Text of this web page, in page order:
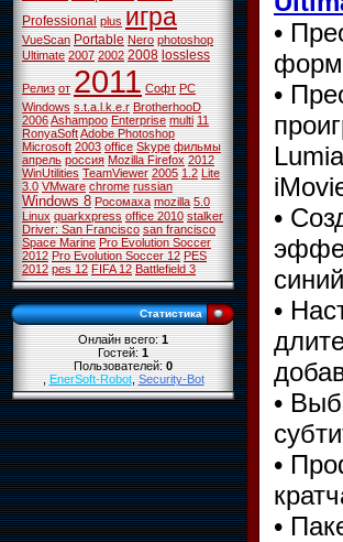
Professional plus игра
VueScan Portable Nero photoshop
Ultimate 2007 2002 2008 lossless
Релиз от 2011 Софт PC
Windows s.t.a.l.k.e.r BrotherhooD
2006Ashampoo Enterprise multi 11
RonyaSoftAdobe Photoshop
Microsoft 2003 office Skype фильмы
апрель россия Mozilla Firefox 2012
WinUtilities TeamViewer 2005 1.2 Lite
3.0 VMware chrome russian
Windows 8 Росомаха mozilla 5.0
Linux quarkxpress office 2010 stalker
Driver: San Francisco san francisco
Space Marine Pro Evolution Soccer
2012 Pro Evolution Soccer 12 PES
2012 pes 12 FIFA 12 Battlefield 3
Статистика
Онлайн всего:1
Гостей:1
Пользователей:0
,EnerSoft-Robot,Security-Bot
•
•
•
•
•
•
•